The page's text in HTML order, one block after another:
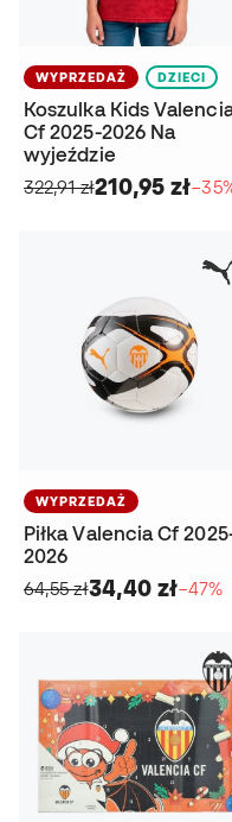
WYPRZEDAŻ DZIECI
Koszulka Kids
Cf 2025-2026 Na
wyjeździe
322,91 zł210,95 zł
WYPRZEDAŻ
Piłka Valencia Cf
2026
64,55 zł34,40 zł−47%